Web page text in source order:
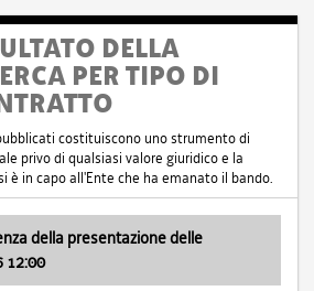
DELLA
PER TIPO DI
costituiscono uno strumento di
privo di qualsiasi valore giuridico e la
è in capo all'Ente che ha emanato il bando.
della presentazione delle
12:00